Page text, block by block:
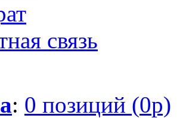
связь
: 0 позиций (0р)